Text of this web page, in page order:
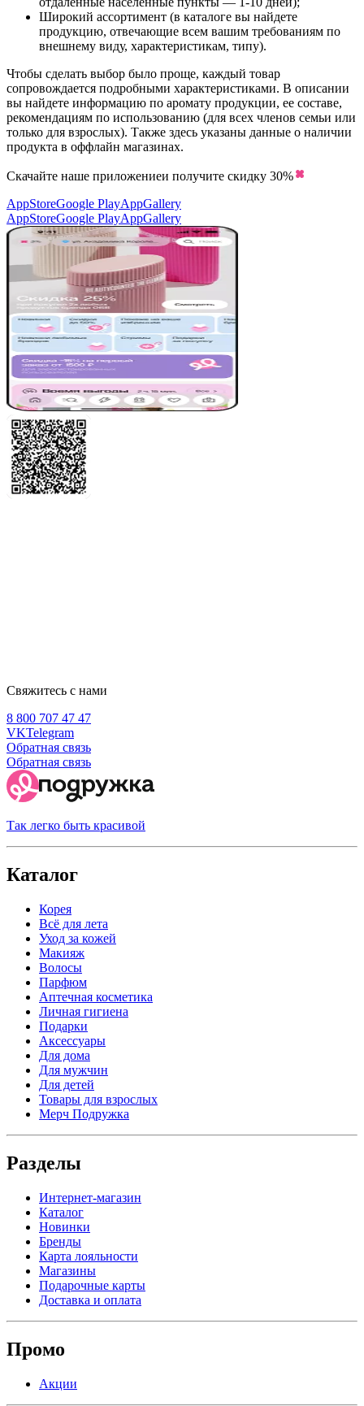
Широкий ассортимент (в каталоге вы найдете
продукцию, отвечающие всем вашим требованиям по
внешнему виду, характеристикам, типу).
Чтобы сделать выбор было проще, каждый товар
сопровождается подробными характеристиками. В описании
вы найдете информацию по аромату продукции, ее составе,
рекомендациям по использованию (для всех членов семьи или
только для взрослых). Также здесь указаны данные о наличии
продукта в оффлайн магазинах.
Скачайте наше приложениеи получите скидку 30%
AppStoreGoogle PlayAppGallery
AppStoreGoogle PlayAppGallery
Свяжитесь с нами
8 800 707 47 47
VKTelegram
Обратная связь
Обратная связь
Так легко быть красивой
Каталог
Корея
Всё для лета
Уход за кожей
Макияж
Волосы
Парфюм
Аптечная косметика
Личная гигиена
Подарки
Аксессуары
Для дома
Для мужчин
Для детей
Товары для взрослых
Мерч Подружка
Разделы
Интернет-магазин
Каталог
Новинки
Бренды
Карта лояльности
Магазины
Подарочные карты
Доставка и оплата
Промо
Акции